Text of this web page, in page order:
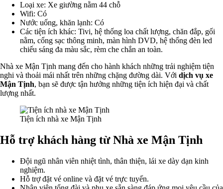
Loại xe: Xe giường nằm 44 chỗ
Wifi: Có
Nước uống, khăn lạnh: Có
Các tiện ích khác: Tivi, hệ thống loa chất lượng, chăn đắp, gối
nằm, cổng sạc thông minh, màn hình DVD, hệ thống đèn led
chiếu sáng đa màu sắc, rèm che chắn an toàn.
Nhà xe Mận Tịnh mang đến cho hành khách những trải nghiệm tiện
nghi và thoải mái nhất trên những chặng đường dài. Với dịch vụ xe
Mận Tịnh, bạn sẽ được tận hưởng những tiện ích hiện đại và chất
lượng nhất.
Tiện ích nhà xe Mận Tịnh
Hỗ trợ khách hàng từ Nhà xe Mận Tịnh
Đội ngũ nhân viên nhiệt tình, thân thiện, lái xe dày dạn kinh
nghiệm.
Hỗ trợ đặt vé online và đặt vé trực tuyến.